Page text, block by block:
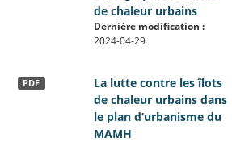
de chaleur urbains
Dernière modification :
2024-04-29
La lutte contre les îlots
de chaleur urbains dans
le plan d’urbanisme du
MAMH
PDF